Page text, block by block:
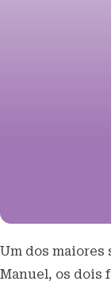
Um dos maiores
Manuel, os dois